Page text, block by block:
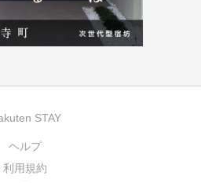
STAY
ヘルプ
利用規約